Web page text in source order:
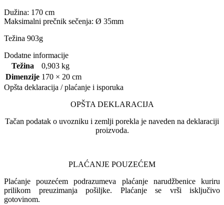
Dužina: 170 cm
Maksimalni prečnik sečenja: Ø 35mm
Težina 903g
Dodatne informacije
Težina
0,903 kg
Dimenzije 170 × 20 cm
Opšta deklaracija / plaćanje i isporuka
OPŠTA DEKLARACIJA
Tačan podatak o uvozniku i zemlji porekla je naveden na deklaraciji
proizvoda.
PLAĆANJE POUZEĆEM
Plaćanje pouzećem podrazumeva plaćanje narudžbenice kuriru
prilikom preuzimanja pošiljke. Plaćanje se vrši isključivo
gotovinom.